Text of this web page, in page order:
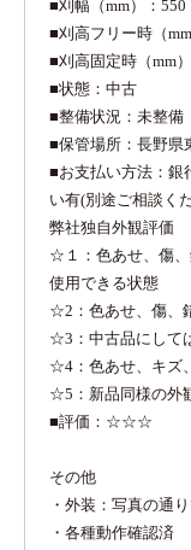
■刈幅（mm）：550
■刈高フリー時（
■刈高固定時（mm
■状態：中古
■整備状況：未整備
■保管場所：長野県
■お支払い方法：銀
い有(別途ご相談く
弊社独自外観評価
☆１：色あせ、傷、
使用できる状態
☆2：色あせ、傷、
☆3：中古品にして
☆4：色あせ、キズ
☆5：新品同様の外
■評価：☆☆☆
その他
・外装：写真の通り
・各種動作確認済